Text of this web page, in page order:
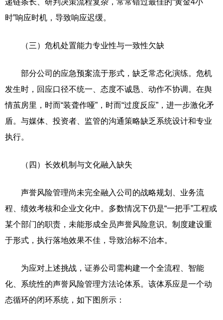
递链条长、研判决策流程复杂，常常错过最佳的“黄金4小
时”响应时机，导致响应迟缓。
（三）危机处置能力专业性与一致性欠缺
部分公司的应急预案流于形式，缺乏常态化演练。危机
发生时，回应口径不统一、态度不诚恳、动作不协调。在舆
情茧房里，时而“装聋作哑”，时而“过度反应”，进一步激化矛
盾。与媒体、投资者、监管的沟通策略缺乏系统设计和专业
执行。
（四）长效机制与文化融入缺失
声誉风险管理尚未完全融入公司的战略规划、业务流
程、绩效考核和企业文化中。多数情况下仍是“一把手”工程或
某个部门的职责，未能形成全员声誉风险意识。制度建设重
于形式，执行落地效果不佳，导致治标不治本。
为应对上述挑战，证券公司需构建一个全流程、智能
化、系统性的声誉风险管理方法论体系。该体系应是一个动
态循环的闭环系统，如下图所示：